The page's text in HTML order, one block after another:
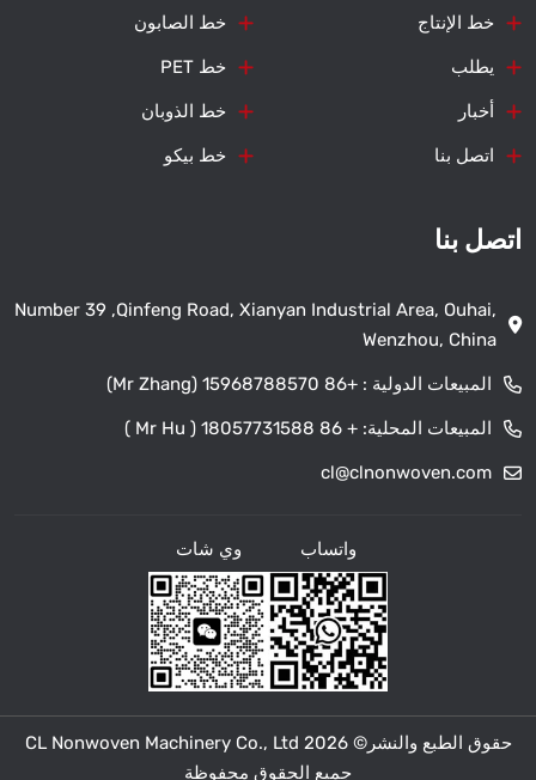
خط الإنتاج
يطلب
أخبار
اتصل بنا
خط الصابون
خط PET
خط الذوبان
خط بيكو
اتصل بنا
Number 39 ,Qinfeng Road, Xianyan Industrial Area, Ouhai,
Wenzhou, China
المبيعات الدولية : +86 15968788570 (Mr Zhang)
المبيعات المحلية: + 86 18057731588 ( Mr Hu )
cl@clnonwoven.com
واتساب وي شات
حقوق الطبع والنشر© 2026 CL Nonwoven Machinery Co., Ltd
جميع الحقوق محفوظة